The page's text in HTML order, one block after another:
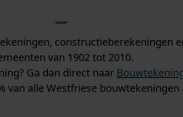
constructieberekeningen
van 1902 tot 2010.
Ga dan direct naar
van alle Westfriese bouwtekeningen